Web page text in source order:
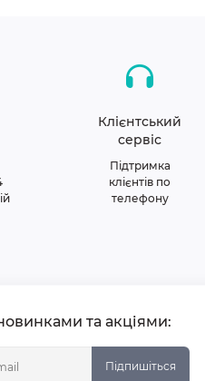
Клієнтський
сервіс
Підтримка
клієнтів по
телефону
та акціями:
Підпишіться